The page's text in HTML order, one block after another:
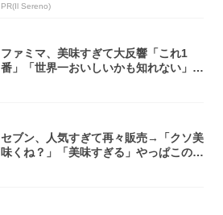
PR(Il Sereno)
ファミマ、美味すぎて大反響「これ1
番」「世界一おいしいかも知れない」
セブン、人気すぎて再々販売→「クソ美
味くね？」「美味すぎる」やっぱこのク